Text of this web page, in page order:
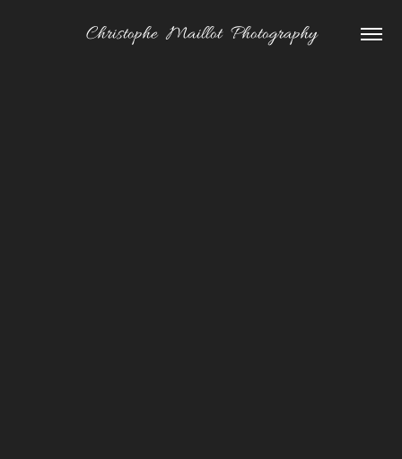
Christophe  Maillot  Photography